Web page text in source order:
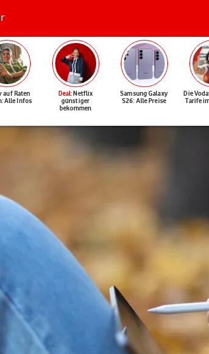
auf Raten
Alle Infos
Deal: Netflix
günstiger
bekommen
Samsung Galaxy
S26: Alle Preise
Die
Tarife